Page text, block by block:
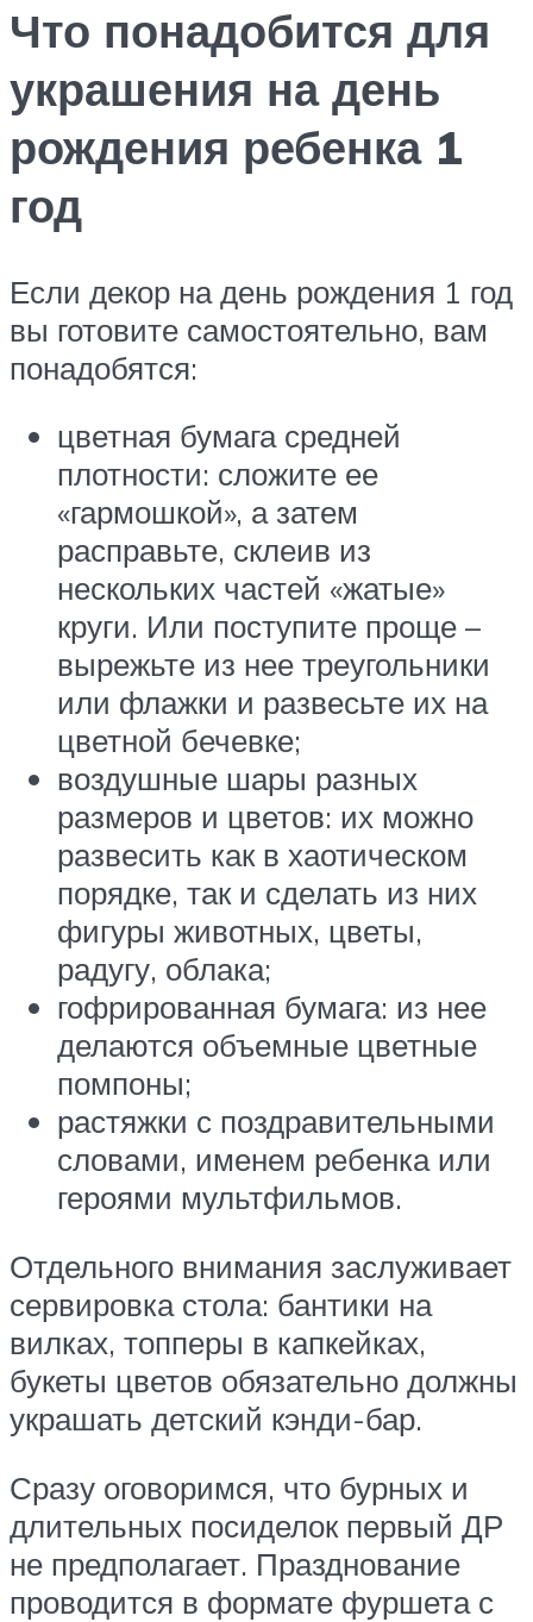
Что понадобится для
украшения на день
рождения ребенка 1
год
Если декор на день рождения 1 год
вы готовите самостоятельно, вам
понадобятся:
цветная бумага средней
плотности: сложите ее
«гармошкой», а затем
расправьте, склеив из
нескольких частей «жатые»
круги. Или поступите проще –
вырежьте из нее треугольники
или флажки и развесьте их на
цветной бечевке;
воздушные шары разных
размеров и цветов: их можно
развесить как в хаотическом
порядке, так и сделать из них
фигуры животных, цветы,
радугу, облака;
гофрированная бумага: из нее
делаются объемные цветные
помпоны;
растяжки с поздравительными
словами, именем ребенка или
героями мультфильмов.
Отдельного внимания заслуживает
сервировка стола: бантики на
вилках, топперы в капкейках,
букеты цветов обязательно должны
украшать детский кэнди-бар.
Сразу оговоримся, что бурных и
длительных посиделок первый ДР
не предполагает. Празднование
проводится в формате фуршета с